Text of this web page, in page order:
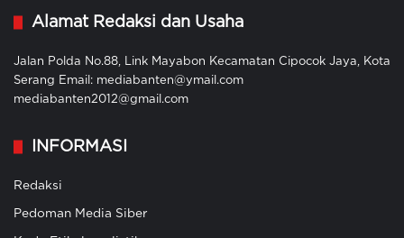
Alamat Redaksi dan Usaha
Jalan Polda No.88, Link Mayabon Kecamatan Cipocok Jaya, Kota
Serang Email: mediabanten@ymail.com
mediabanten2012@gmail.com
INFORMASI
Redaksi
Pedoman Media Siber